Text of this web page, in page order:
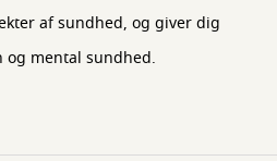
af sundhed, og giver dig
og mental sundhed.